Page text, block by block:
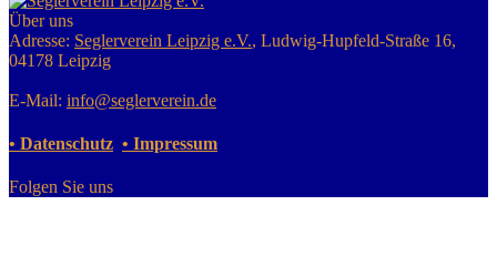
Über uns
Adresse: Seglerverein Leipzig e.V., Ludwig-Hupfeld-Straße 16,
04178 Leipzig
E-Mail: info@seglerverein.de
• Datenschutz • Impressum
Folgen Sie uns